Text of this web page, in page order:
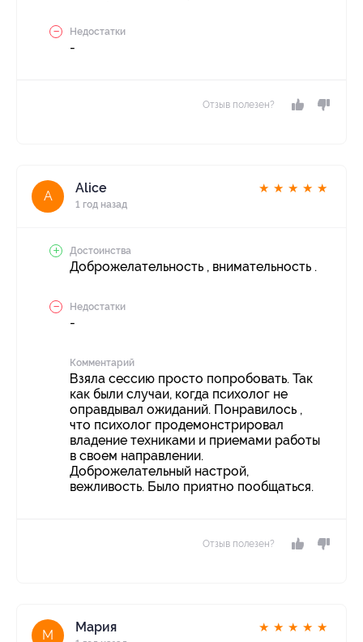
Недостатки
-
Отзыв полезен?
A
Alice
1 год назад
★ ★ ★ ★ ★
Достоинства
Доброжелательность , внимательность .
Недостатки
-
Комментарий
Взяла сессию просто попробовать. Так
как были случаи, когда психолог не
оправдывал ожиданий. Понравилось ,
что психолог продемонстрировал
владение техниками и приемами работы
в своем направлении.
Доброжелательный настрой,
вежливость. Было приятно пообщаться.
Отзыв полезен?
М
Мария ★ ★ ★ ★ ★